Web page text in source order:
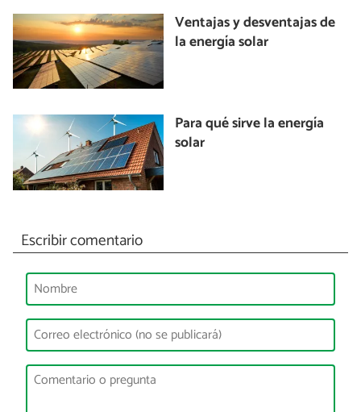
Ventajas y desventajas de
la energía solar
Para qué sirve la energía
solar
Escribir comentario